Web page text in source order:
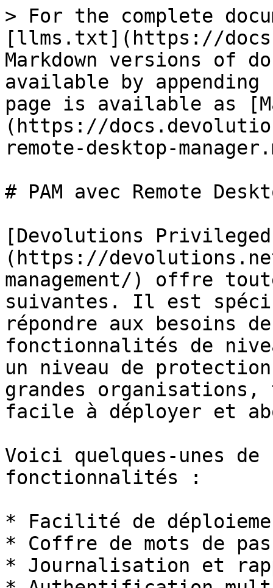
> For the complete
[llms.txt](https://
Markdown versions of
available by
page is available as
(https://
remote-desktop-
# PAM avec Remote
[Devolutions Privileged
(https://
management/) offre
suivantes. Il est
répondre aux besoins
fonctionnalités de
un niveau de
grandes
facile à déployer et
Voici quelques-unes
fonctionnalités :
* Facilité de
* Coffre de mots de
* Journalisation et